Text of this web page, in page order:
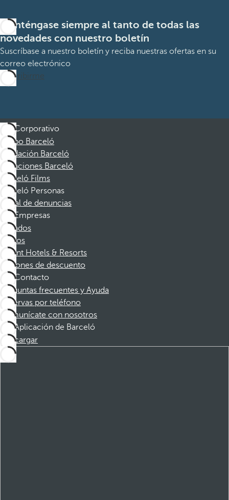
Manténgase siempre al tanto de todas las
novedades con nuestro boletín
Suscríbase a nuestro boletín y reciba nuestras ofertas en su
correo electrónico
Suscribirme
Corporativo
Grupo Barceló
Fundación Barceló
Vacaciones Barceló
Barceló Films
Barceló Personas
Canal de denuncias
Empresas
Afiliados
Socios
Dorint Hotels & Resorts
Cupones de descuento
Contacto
Preguntas frecuentes y Ayuda
Reservas por teléfono
Comunícate con nosotros
Aplicación de Barceló
Descargar